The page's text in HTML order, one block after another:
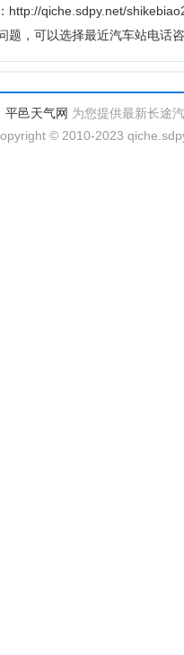
http://qiche.sdpy.net/
题，可以选择最近汽车站电话
平邑天气网 为您提供最新长途
© 2010-2023